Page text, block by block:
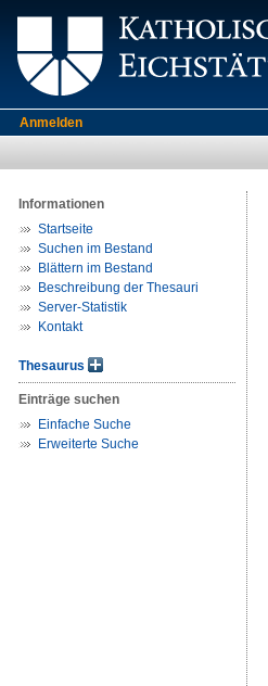
Anmelden
Informationen
Startseite
Suchen im Bestand
Blättern im Bestand
Beschreibung der Thesauri
Server-Statistik
Kontakt
Thesaurus
Einträge suchen
Einfache Suche
Erweiterte Suche